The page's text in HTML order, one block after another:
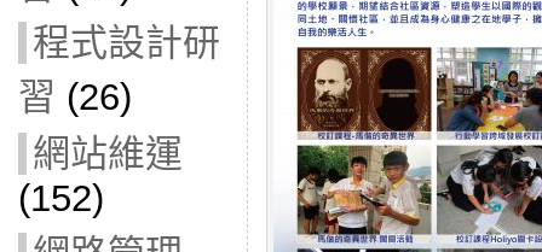
程式設計研
習 (26)
網站維運
(152)